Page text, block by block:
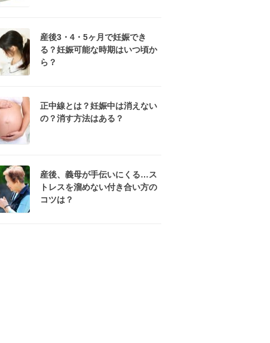
産後3・4・5ヶ月で妊娠でき
る？妊娠可能な時期はいつ頃か
ら？
正中線とは？妊娠中は消えない
の？消す方法はある？
産後、義母が手伝いにくる…ス
トレスを溜めない付き合い方の
コツは？